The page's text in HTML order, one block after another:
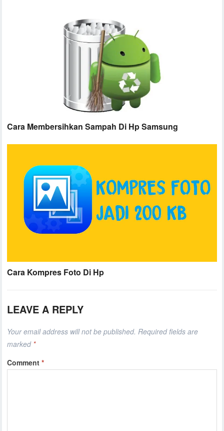
Cara Membersihkan Sampah Di Hp Samsung
Cara Kompres Foto Di Hp
LEAVE A REPLY
Your email address will not be published. Required fields are
marked *
Comment*